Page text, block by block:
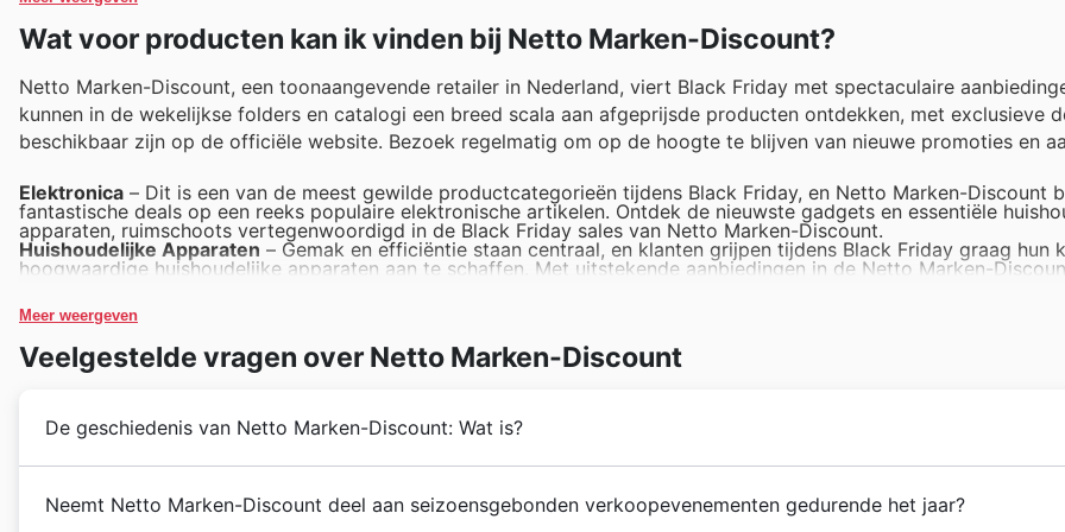
Wat voor producten kan ik vinden bij Netto Marken-Discount?
Netto Marken-Discount, een toonaangevende retailer in Nederland, viert Black Friday met spectaculaire
kunnen in de wekelijkse folders en catalogi een breed scala aan afgeprijsde producten ontdekken, met exclusieve
beschikbaar zijn op de officiële website. Bezoek regelmatig om op de hoogte te blijven van nieuwe promoties en
Elektronica – Dit is een van de meest gewilde productcategorieën tijdens Black Friday, en Netto Marken-Discount
fantastische deals op een reeks populaire elektronische artikelen. Ontdek de nieuwste gadgets en essentiële
apparaten, ruimschoots vertegenwoordigd in de Black Friday sales van Netto Marken-Discount.
Huishoudelijke Apparaten – Gemak en efficiëntie staan centraal, en klanten grijpen tijdens Black Friday graag hun
hoogwaardige huishoudelijke apparaten aan te schaffen. Met uitstekende aanbiedingen in de Netto Marken-
Speelgoed
Discount biedt een breed assortiment aan speelgoed voor alle leeftijden, met aantrekkelijke kortingen die zeker in
zullen vallen bij gezinnen die hun aankopen plannen.
Kleding en Textiel– Klanten profiteren tijdens Black Friday van ongekende besparingen op een uitgebreide selectie
Food & Drinks– De dagelijkse boodschappen worden extra voordelig tijdens de Black Friday acties van Netto
Ontdek geweldige prijzen op een breed scala aan voedingsmiddelen en dranken, perfect om uw voorraad aan te
Meer weergeven
Veelgestelde vragen over Netto Marken-Discount
De geschiedenis van Netto Marken-Discount: Wat is?
hebben ze zich gevestigd als een betrouwbare naam in de Supermarkten, bekend om hun toewijding aan
Neemt Netto Marken-Discount deel aan seizoensgebonden verkoopevenementen gedurende het jaar?